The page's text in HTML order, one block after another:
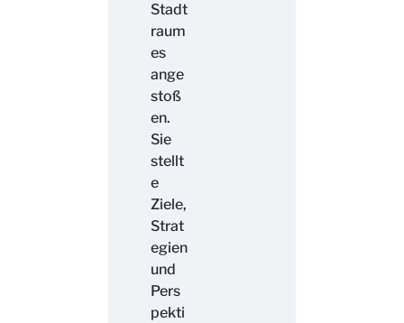
Stadt
raum
es
ange
stoß
en.
Sie
stellt
e
Ziele,
Strat
egien
und
Pers
pekti